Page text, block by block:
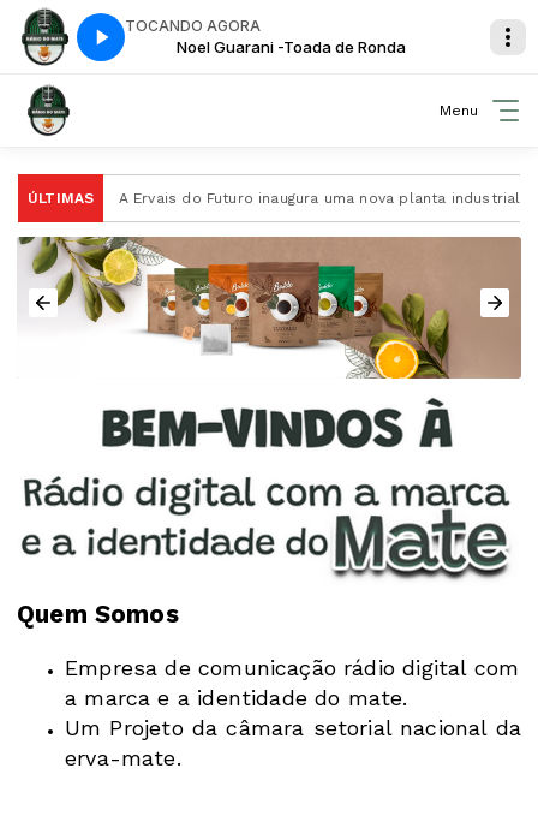
TOCANDO AGORA
Noel Guarani -Toada de Ronda
Menu
ÚLTIMAS
Mate A Ervais do Futuro inaugura uma nova planta industrial
Quem Somos
Empresa de comunicação rádio digital com
a marca e a identidade do mate.
Um Projeto da câmara setorial nacional da
erva-mate.